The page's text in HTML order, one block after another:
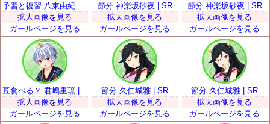
拡大画像を見る
ガールページを見る
節分 神楽坂砂夜 | SR
拡大画像を見る
ガールページを見る
節分 神楽坂砂夜 | SR
拡大画像を見る
ガールページを見る
拡大画像を見る
ガールページを見る
節分 久仁城雅 | SR
拡大画像を見る
ガールページを見る
節分 久仁城雅 | SR
拡大画像を見る
ガールページを見る